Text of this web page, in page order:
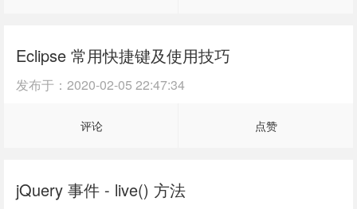
Eclipse 常用快捷键及使用技巧
发布于： 2020-02-05 22:47:34
评论 点赞
jQuery 事件 - live() 方法